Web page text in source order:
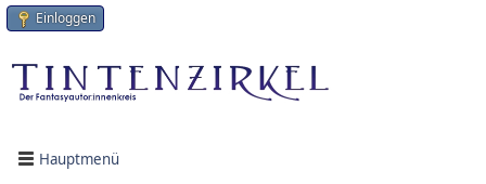
Einloggen
Hauptmenü